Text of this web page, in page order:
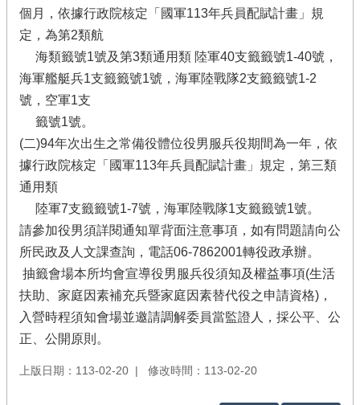
個月，依據行政院核定「國軍113年兵員配賦計畫」規
定，為第2類航
海類籤號1號及第3類通用類 陸軍40支籤籤號1-40號，
海軍艦艇兵1支籤籤號1號，海軍陸戰隊2支籤籤號1-2
號，空軍1支
籤號1號。
(二)94年次出生之常備役體位役男服兵役期間為一年，依
據行政院核定「國軍113年兵員配賦計畫」規定，第三類
通用類
陸軍7支籤籤號1-7號，海軍陸戰隊1支籤籤號1號。
請參加役男須詳閱通知單背面注意事項，如有問題請向公
所民政及人文課查詢，電話06-7862001轉役政承辦。
抽籤會場本所均會宣導役男服兵役須知及權益事項(生活
扶助、家庭因素補充兵暨家庭因素替代役之申請資格)，
入營時程須知會場並邀請調解委員當監證人，採公平、公
正、公開原則。
上版日期：113-02-20 修改時間：113-02-20